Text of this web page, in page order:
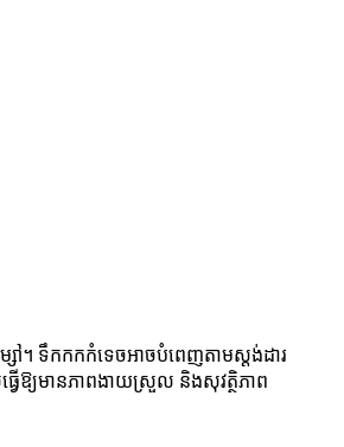
ទឹកកកកំទេចអាចបំពេញតាមស្តង់ដារ
ើឱ្យមានភាពងាយស្រួល និងសុវត្ថិភាព